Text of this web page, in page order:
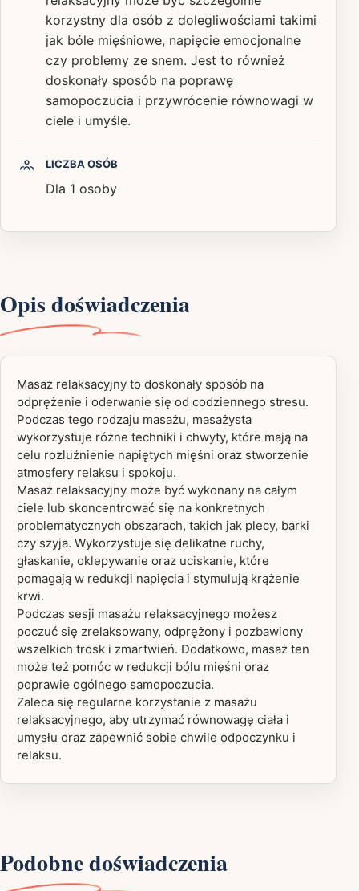
korzystny dla osób z dolegliwościami takimi
jak bóle mięśniowe, napięcie emocjonalne
czy problemy ze snem. Jest to również
doskonały sposób na poprawę
samopoczucia i przywrócenie równowagi w
ciele i umyśle.
LICZBA OSÓB
Dla 1 osoby
Opis doświadczenia
Masaż relaksacyjny to doskonały sposób na
odprężenie i oderwanie się od codziennego stresu.
Podczas tego rodzaju masażu, masażysta
wykorzystuje różne techniki i chwyty, które mają na
celu rozluźnienie napiętych mięśni oraz stworzenie
atmosfery relaksu i spokoju.
Masaż relaksacyjny może być wykonany na całym
ciele lub skoncentrować się na konkretnych
problematycznych obszarach, takich jak plecy, barki
czy szyja. Wykorzystuje się delikatne ruchy,
głaskanie, oklepywanie oraz uciskanie, które
pomagają w redukcji napięcia i stymulują krążenie
krwi.
Podczas sesji masażu relaksacyjnego możesz
poczuć się zrelaksowany, odprężony i pozbawiony
wszelkich trosk i zmartwień. Dodatkowo, masaż ten
może też pomóc w redukcji bólu mięśni oraz
poprawie ogólnego samopoczucia.
Zaleca się regularne korzystanie z masażu
relaksacyjnego, aby utrzymać równowagę ciała i
umysłu oraz zapewnić sobie chwile odpoczynku i
relaksu.
Podobne doświadczenia